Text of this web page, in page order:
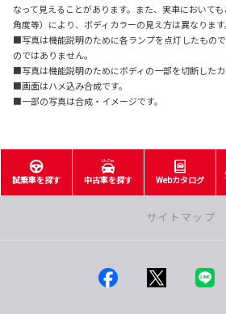
なって見えることがあります。また、実車において
角度等）により、ボディカラーの見え方は異なります
■写真は機能説明のために各ランプを点灯したもの
のではありません。
■写真は機能説明のためにボディの一部を切断したカ
■画面はハメ込み合成です。
■一部の写真は合成・イメージです。
試乗車を探す 中古車を探す Webカタログ
サイトマップ